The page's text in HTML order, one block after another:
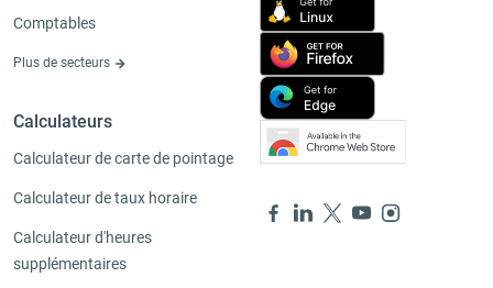
Comptables
Plus de secteurs
Calculateurs
Calculateur de carte de pointage
Calculateur de taux horaire
Calculateur d'heures
supplémentaires